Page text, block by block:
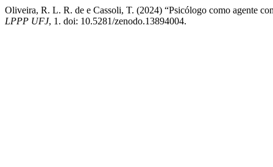
Oliveira, R. L. R. de e Cassoli, T. (2024) “Psicólogo como agente
LPPP UFJ, 1. doi: 10.5281/zenodo.13894004.